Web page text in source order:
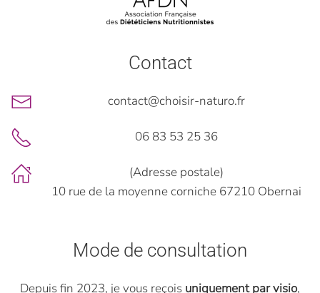
Contact
contact@choisir-naturo.fr
06 83 53 25 36
(Adresse postale)
10 rue de la moyenne corniche 67210 Obernai
Mode de consultation
Depuis fin 2023, je vous reçois uniquement par visio,